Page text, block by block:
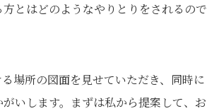
とはどのようなやりとりをされるので
場所の図面を見せていただき、同時に
いします。まずは私から提案して、お